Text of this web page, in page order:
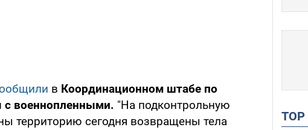
в Координационном штабе по
с военнопленными. "На подконтрольную
территорию сегодня возвращены тела